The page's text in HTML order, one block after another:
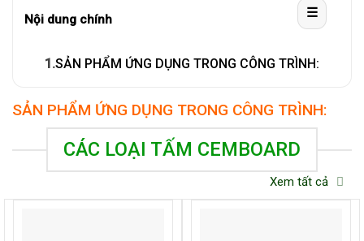
Nội dung chính ☰
1.SẢN PHẨM ỨNG DỤNG TRONG CÔNG TRÌNH:
SẢN PHẨM ỨNG DỤNG TRONG CÔNG TRÌNH:
CÁC LOẠI TẤM CEMBOARD
Xem tất cả